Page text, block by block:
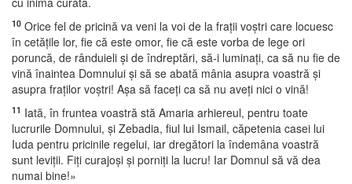
10 Orice fel de pricină va veni la voi de la fraţii voştri care locuesc
în cetăţile lor, fie că este omor, fie că este vorba de lege ori
poruncă, de rânduieli şi de îndreptări, să-i luminaţi, ca să nu fie de
vină înaintea Domnului şi să se abată mânia asupra voastră şi
asupra fraţilor voştri! Aşa să faceţi ca să nu aveţi nici o vină!
11 Iată, în fruntea voastră stă Amaria arhiereul, pentru toate
lucrurile Domnului, şi Zebadia, fiul lui Ismail, căpetenia casei lui
Iuda pentru pricinile regelui, iar dregători la îndemâna voastră
sunt leviţii. Fiţi curajoşi şi porniţi la lucru! Iar Domnul să vă dea
numai bine!»